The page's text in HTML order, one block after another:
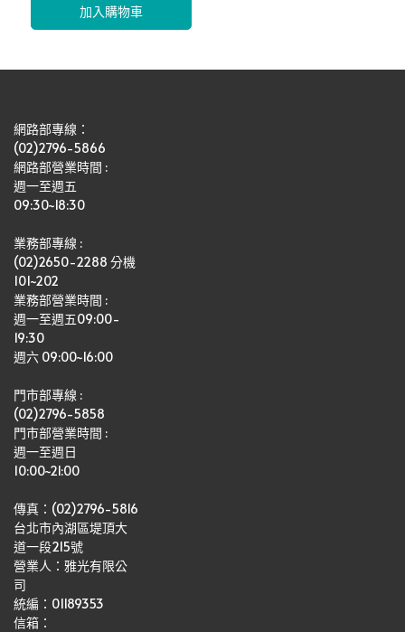
加入購物車
網路部專線：
(02)2796-5866
網路部營業時間 :
週一至週五
09:30~18:30
業務部專線 :
(02)2650-2288 分機
101~202
業務部營業時間 :
週一至週五09:00-
19:30
週六 09:00~16:00
門市部專線 :
(02)2796-5858
門市部營業時間 :
週一至週日
10:00~21:00
傳真：(02)2796-5816
台北市內湖區堤頂大
道一段215號
營業人：雅光有限公
司
統編：01189353
信箱：